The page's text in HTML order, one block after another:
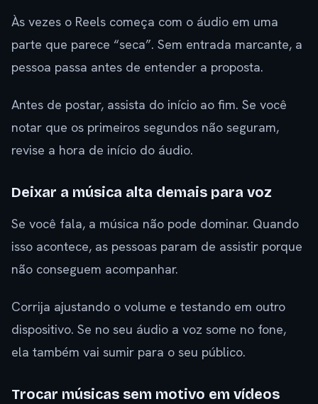
Às vezes o Reels começa com o áudio em uma
parte que parece “seca”. Sem entrada marcante, a
pessoa passa antes de entender a proposta.
Antes de postar, assista do início ao fim. Se você
notar que os primeiros segundos não seguram,
revise a hora de início do áudio.
Deixar a música alta demais para voz
Se você fala, a música não pode dominar. Quando
isso acontece, as pessoas param de assistir porque
não conseguem acompanhar.
Corrija ajustando o volume e testando em outro
dispositivo. Se no seu áudio a voz some no fone,
ela também vai sumir para o seu público.
Trocar músicas sem motivo em vídeos